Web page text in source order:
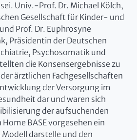
Univ.-Prof. Dr. Michael Kölch,
Gesellschaft für Kinder- und
Prof. Dr. Euphrosyne
Präsidentin der Deutschen
Psychosomatik und
die Konsensergebnisse zu
ärztlichen Fachgesellschaften
der Versorgung im
dar und waren sich
der aufsuchenden
BASE vorgesehen ein
darstelle und den